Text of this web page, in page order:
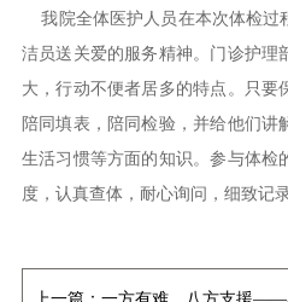
我院全体医护人员在本次体检过
洁员送关爱的服务精神。门诊护理
大，行动不便者居多的特点。只要
陪同填表，陪同检验，并给他们
生活习惯等方面的知识。参与体检
度，认真查体，耐心询问，细致记